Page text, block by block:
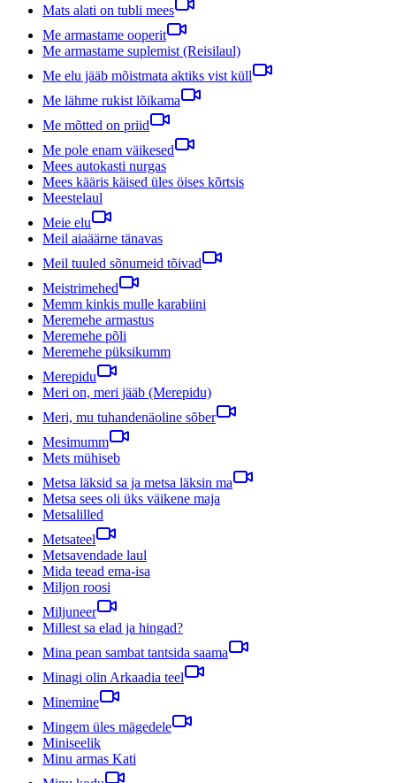
Mats alati on tubli mees
Me armastame ooperit
Me armastame suplemist (Reisilaul)
Me elu jääb mõistmata aktiks vist küll
Me lähme rukist lõikama
Me mõtted on priid
Me pole enam väikesed
Mees autokasti nurgas
Mees kääris käised üles öises kõrtsis
Meestelaul
Meie elu
Meil aiaäärne tänavas
Meil tuuled sõnumeid tõivad
Meistrimehed
Memm kinkis mulle karabiini
Meremehe armastus
Meremehe põli
Meremehe püksikumm
Merepidu
Meri on, meri jääb (Merepidu)
Meri, mu tuhandenäoline sõber
Mesimumm
Mets mühiseb
Metsa läksid sa ja metsa läksin ma
Metsa sees oli üks väikene maja
Metsalilled
Metsateel
Metsavendade laul
Mida teead ema-isa
Miljon roosi
Miljuneer
Millest sa elad ja hingad?
Mina pean sambat tantsida saama
Minagi olin Arkaadia teel
Minemine
Mingem üles mägedele
Miniseelik
Minu armas Kati